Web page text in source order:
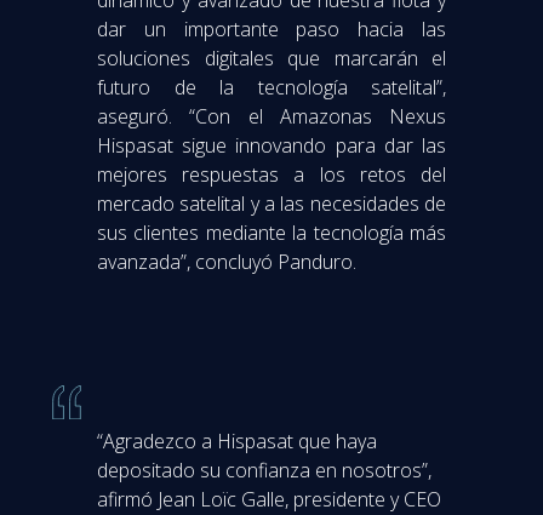
dar un importante paso hacia las
soluciones digitales que marcarán el
futuro de la tecnología satelital”,
aseguró. “Con el Amazonas Nexus
Hispasat sigue innovando para dar las
mejores respuestas a los retos del
mercado satelital y a las necesidades de
sus clientes mediante la tecnología más
avanzada”, concluyó Panduro.
“Agradezco a Hispasat que haya
depositado su confianza en nosotros”,
afirmó Jean Loïc Galle, presidente y CEO